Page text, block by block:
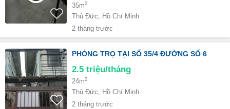
35m2
Thủ Đức, Hồ Chí Minh
2 tháng trước
PHÒNG TRỌ TẠI SỐ 35/4 ĐƯỜNG SỐ 6
2.5 triệu/tháng
24m2
Thủ Đức, Hồ Chí Minh
2 tháng trước